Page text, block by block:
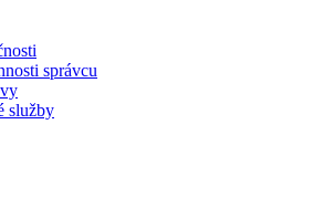
správcu
služby